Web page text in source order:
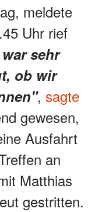
meldete
Uhr rief
sehr
ob wir
, sagte
gewesen,
Ausfahrt
an
Matthias
gestritten.